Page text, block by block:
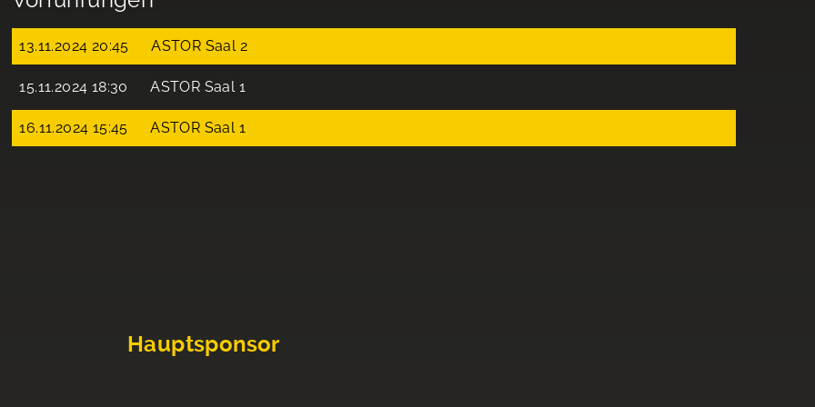
13.11.2024 20:45 ASTOR Saal 2
15.11.2024 18:30 ASTOR Saal 1
16.11.2024 15:45 ASTOR Saal 1
Hauptsponsor